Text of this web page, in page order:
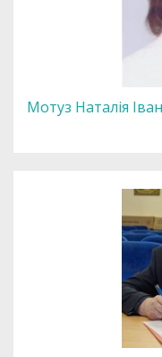
Мотуз Наталія